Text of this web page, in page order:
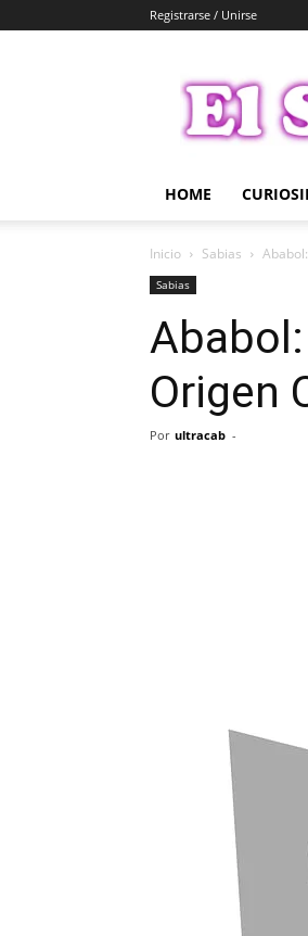
Registrarse / Unirse
HOME
Inicio Sabias
Sabias
Origen
Por ultracab -